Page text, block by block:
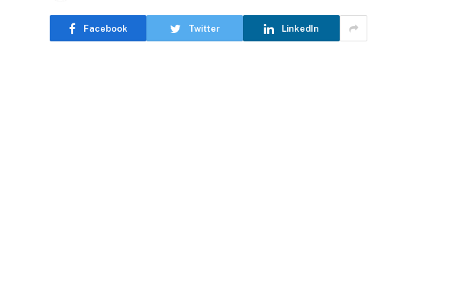
Facebook Twitter LinkedIn